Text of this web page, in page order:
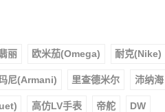
丽 欧米茄(Omega) 耐克(Nike)
尼(Armani) 里查德米尔 沛纳海
高仿LV手表 帝舵 DW